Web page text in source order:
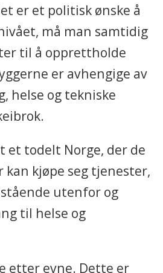
er et politisk ønske å
må man samtidig
til å opprettholde
er avhengige av
helse og tekniske
et todelt Norge, der de
kan kjøpe seg tjenester,
utenfor og
til helse og
etter evne. Dette er